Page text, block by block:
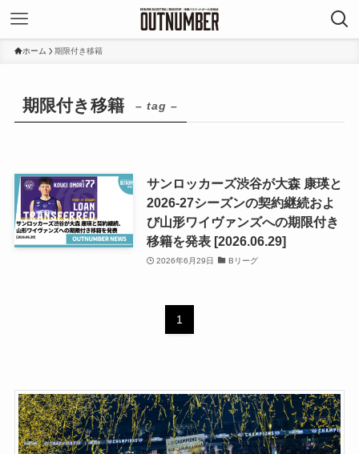
ホーム 期限付き移籍
期限付き移籍 – tag –
サンロッカーズ渋谷が大森 康瑛と
2026-27シーズンの契約継続およ
び山形ワイヴァンズへの期限付き
移籍を発表 [2026.06.29]
2026年6月29日 Bリーグ
1